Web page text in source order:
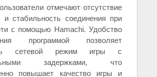
отмечают отсутствие
и стабильность соединения при
с помощью Hamachi. Удобство
программой позволяет
сетевой режим игры с
задержками, что
повышает качество игры и